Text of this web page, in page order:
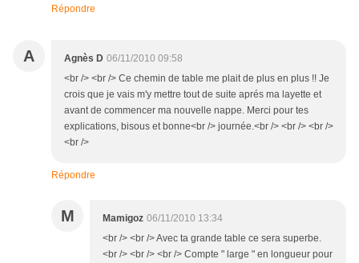
Répondre
A Agnès D 06/11/2010 09:58
<br /> <br /> Ce chemin de table me plait de plus en plus !! Je
crois que je vais m'y mettre tout de suite aprés ma layette et
avant de commencer ma nouvelle nappe. Merci pour tes
explications, bisous et bonne<br /> journée.<br /> <br /> <br />
<br />
Répondre
M Mamigoz 06/11/2010 13:34
<br /> <br /> Avec ta grande table ce sera superbe.
<br /> <br /> <br /> Compte " large " en longueur pour